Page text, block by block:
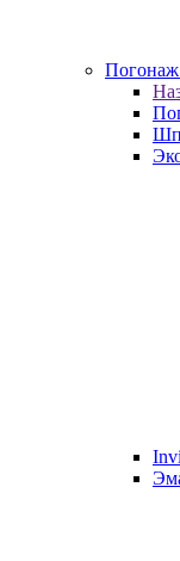
Погонаж